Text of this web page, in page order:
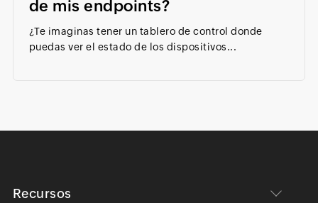
de mis endpoints?
¿Te imaginas tener un tablero de control donde
puedas ver el estado de los dispositivos...
Recursos